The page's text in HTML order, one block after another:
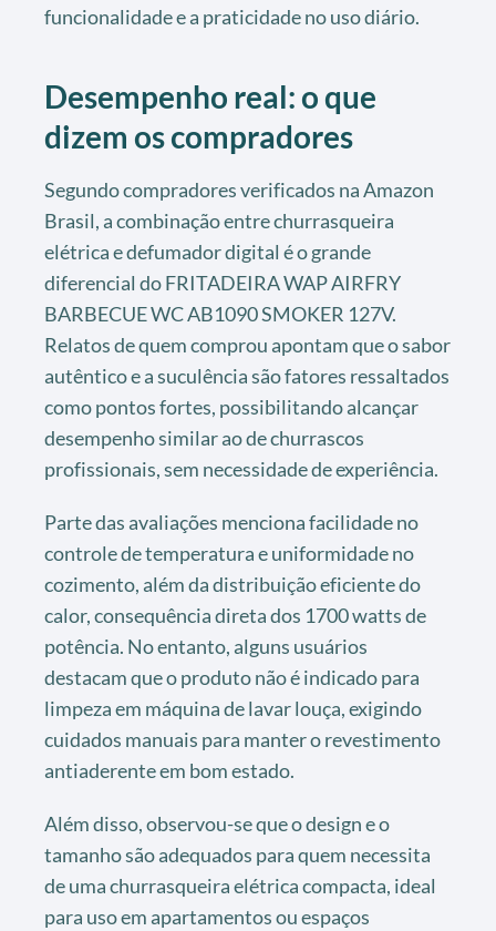
funcionalidade e a praticidade no uso diário.
Desempenho real: o que
dizem os compradores
Segundo compradores verificados na Amazon
Brasil, a combinação entre churrasqueira
elétrica e defumador digital é o grande
diferencial do FRITADEIRA WAP AIRFRY
BARBECUE WC AB1090 SMOKER 127V.
Relatos de quem comprou apontam que o sabor
autêntico e a suculência são fatores ressaltados
como pontos fortes, possibilitando alcançar
desempenho similar ao de churrascos
profissionais, sem necessidade de experiência.
Parte das avaliações menciona facilidade no
controle de temperatura e uniformidade no
cozimento, além da distribuição eficiente do
calor, consequência direta dos 1700 watts de
potência. No entanto, alguns usuários
destacam que o produto não é indicado para
limpeza em máquina de lavar louça, exigindo
cuidados manuais para manter o revestimento
antiaderente em bom estado.
Além disso, observou-se que o design e o
tamanho são adequados para quem necessita
de uma churrasqueira elétrica compacta, ideal
para uso em apartamentos ou espaços